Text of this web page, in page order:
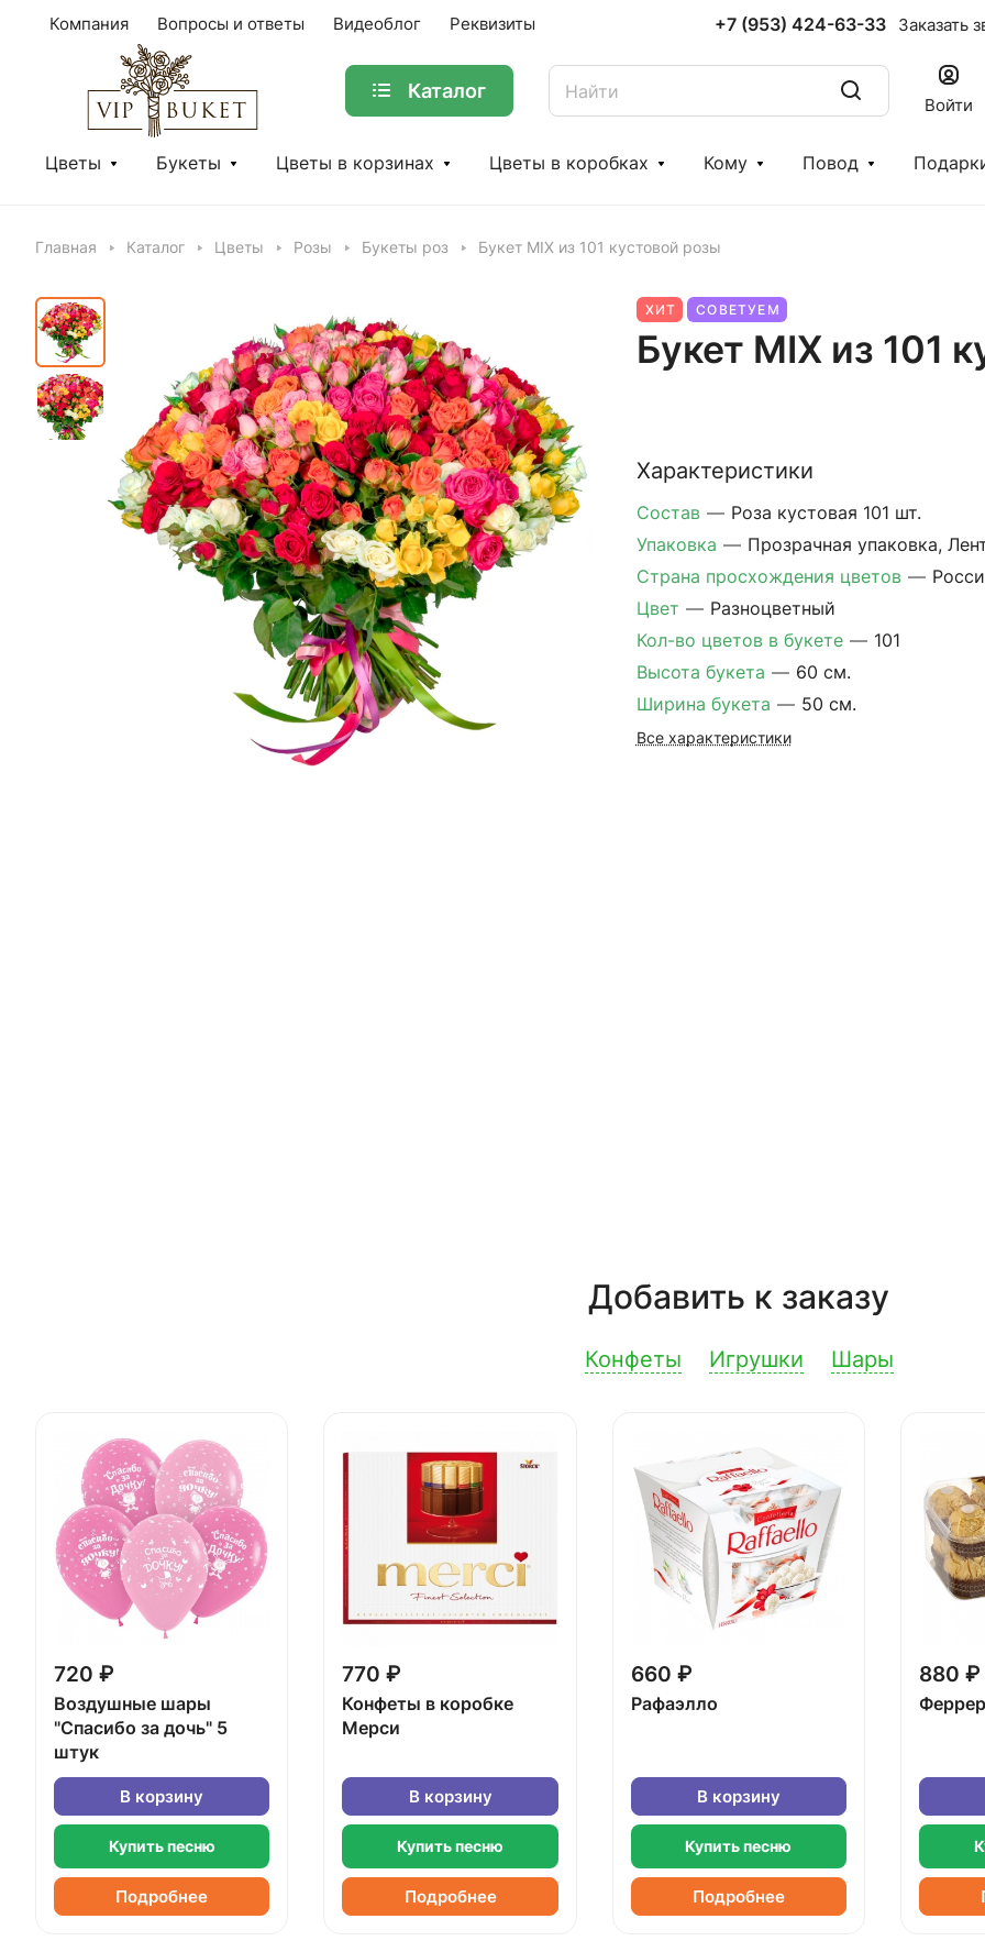
Компания Вопросы и ответы Видеоблог Реквизиты +7 (953) 424-63-33 Заказать
Каталог
Войти
Цветы Букеты Цветы в корзинах Цветы в коробках Кому Повод
Главная Каталог Цветы Розы Букеты роз Букет MIX из 101 кустовой розы
ХИТ СОВЕТУЕМ
Букет MIX из 101
Характеристики
Состав — Роза кустовая 101 шт.
Упаковка — Прозрачная упаковка,
Страна просхождения цветов —
Цвет — Разноцветный
Кол-во цветов в букете — 101
Высота букета — 60 см.
Ширина букета — 50 см.
Все характеристики
Добавить к заказу
Конфеты Игрушки Шары
720 ₽
Воздушные шары
"Спасибо за дочь" 5
штук
В корзину
Купить песню
Подробнее
770 ₽
Конфеты в коробке
Мерси
В корзину
Купить песню
Подробнее
660 ₽
Рафаэлло
В корзину
Купить песню
Подробнее
880 ₽